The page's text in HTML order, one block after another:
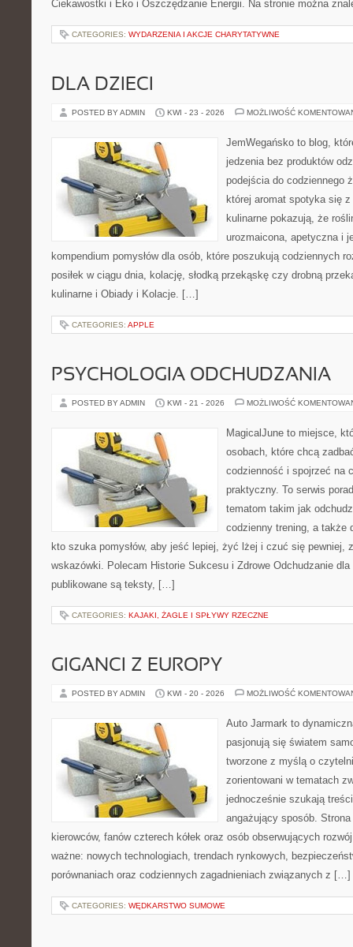
Ciekawostki i Eko i Oszczędzanie Energii. Na stronie można
CATEGORIES: WYDARZENIA I AKCJE CHARYTATYWNE
DLA DZIECI
POSTED BY ADMIN KWI - 23 - 2026 MOŻLIWOŚĆ
JemWegańsko to blog,
jedzenia bez produktów
podejścia do codziennego
której aromat spotyka się
kulinarne pokazują, że
urozmaicona, apetyczna i
kompendium pomysłów dla osób, które poszukują codziennych
posiłek w ciągu dnia, kolację, słodką przekąskę czy drobną
kulinarne i Obiady i Kolacje. […]
CATEGORIES: APPLE
PSYCHOLOGIA ODCHUDZANIA
POSTED BY ADMIN KWI - 21 - 2026 MOŻLIWOŚĆ
MagicalJune to miejsce,
osobach, które chcą
codzienność i spojrzeć na
praktyczny. To serwis
tematom takim jak
codzienny trening, a także
kto szuka pomysłów, aby jeść lepiej, żyć lżej i czuć się pewniej,
wskazówki. Polecam Historie Sukcesu i Zdrowe Odchudzanie
publikowane są teksty, […]
CATEGORIES: KAJAKI, ŻAGLE I SPŁYWY RZECZNE
GIGANCI Z EUROPY
POSTED BY ADMIN KWI - 20 - 2026 MOŻLIWOŚĆ
Auto Jarmark to
pasjonują się światem
tworzone z myślą o
zorientowani w tematach
jednocześnie szukają
angażujący sposób.
kierowców, fanów czterech kółek oraz osób obserwujących
ważne: nowych technologiach, trendach rynkowych,
porównaniach oraz codziennych zagadnieniach związanych z […]
CATEGORIES: WĘDKARSTWO SUMOWE